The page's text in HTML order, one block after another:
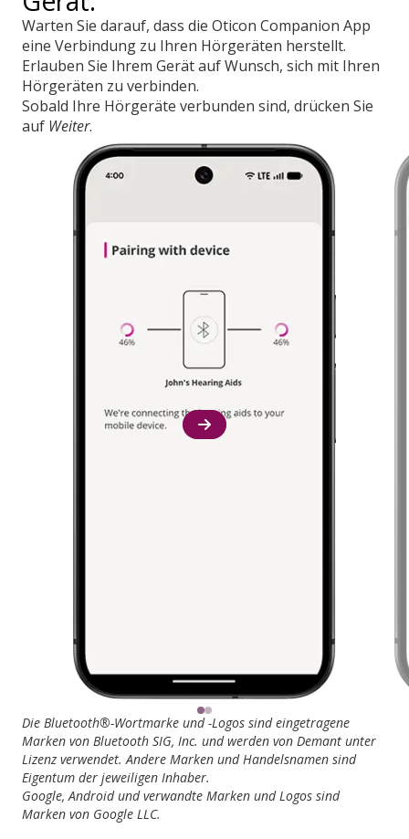
Warten Sie darauf, dass die Oticon Companion App
eine Verbindung zu Ihren Hörgeräten herstellt.
Erlauben Sie Ihrem Gerät auf Wunsch, sich mit Ihren
Hörgeräten zu verbinden.
Sobald Ihre Hörgeräte verbunden sind, drücken Sie
auf Weiter.
Die Bluetooth®-Wortmarke und -Logos sind eingetragene
Marken von Bluetooth SIG, Inc. und werden von Demant unter
Lizenz verwendet. Andere Marken und Handelsnamen sind
Eigentum der jeweiligen Inhaber.
Google, Android und verwandte Marken und Logos sind
Marken von Google LLC.